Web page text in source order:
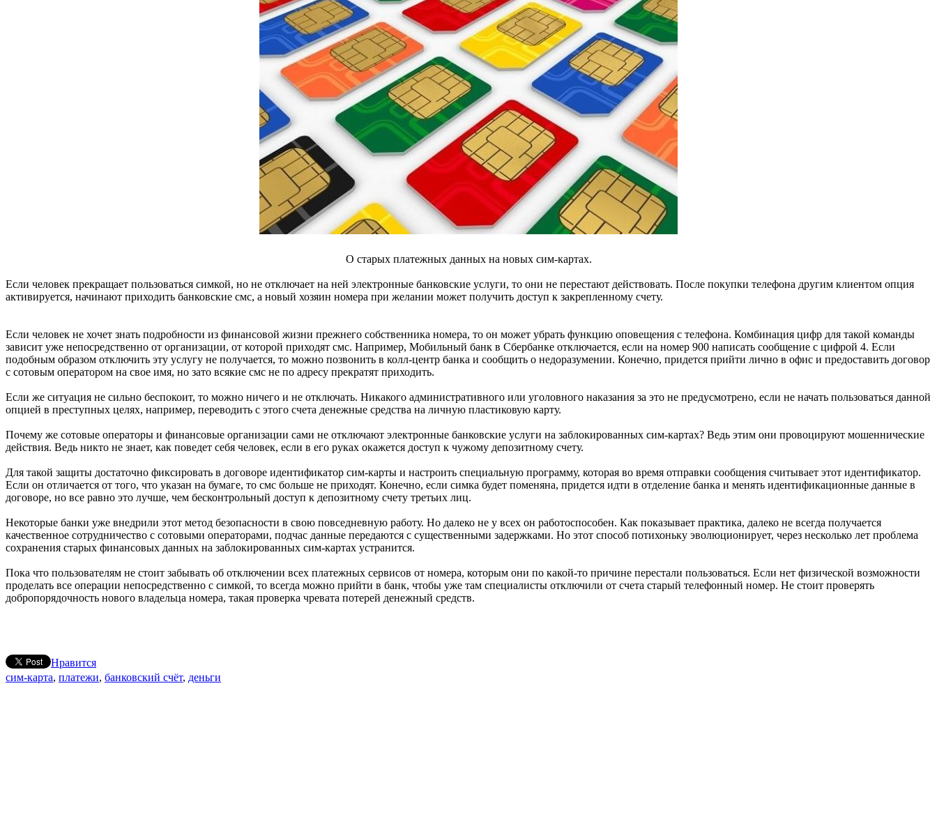
О старых платежных данных на новых сим-картах.
Если человек прекращает пользоваться симкой, но не отключает на ней электронные банковские услуги, то они не перестают действовать. После покупки телефона другим клиентом опция
активируется, начинают приходить банковские смс, а новый хозяин номера при желании может получить доступ к закрепленному счету.
Если человек не хочет знать подробности из финансовой жизни прежнего собственника номера, то он может убрать функцию оповещения с телефона. Комбинация цифр для такой команды
зависит уже непосредственно от организации, от которой приходят смс. Например, Мобильный банк в Сбербанке отключается, если на номер 900 написать сообщение с цифрой 4. Если
подобным образом отключить эту услугу не получается, то можно позвонить в колл-центр банка и сообщить о недоразумении. Конечно, придется прийти лично в офис и предоставить договор
с сотовым оператором на свое имя, но зато всякие смс не по адресу прекратят приходить.
Если же ситуация не сильно беспокоит, то можно ничего и не отключать. Никакого административного или уголовного наказания за это не предусмотрено, если не начать пользоваться данной
опцией в преступных целях, например, переводить с этого счета денежные средства на личную пластиковую карту.
Почему же сотовые операторы и финансовые организации сами не отключают электронные банковские услуги на заблокированных сим-картах? Ведь этим они провоцируют мошеннические
действия. Ведь никто не знает, как поведет себя человек, если в его руках окажется доступ к чужому депозитному счету.
Для такой защиты достаточно фиксировать в договоре идентификатор сим-карты и настроить специальную программу, которая во время отправки сообщения считывает этот идентификатор.
Если он отличается от того, что указан на бумаге, то смс больше не приходят. Конечно, если симка будет поменяна, придется идти в отделение банка и менять идентификационные данные в
договоре, но все равно это лучше, чем бесконтрольный доступ к депозитному счету третьих лиц.
Некоторые банки уже внедрили этот метод безопасности в свою повседневную работу. Но далеко не у всех он работоспособен. Как показывает практика, далеко не всегда получается
качественное сотрудничество с сотовыми операторами, подчас данные передаются с существенными задержками. Но этот способ потихоньку эволюционирует, через несколько лет проблема
сохранения старых финансовых данных на заблокированных сим-картах устранится.
Пока что пользователям не стоит забывать об отключении всех платежных сервисов от номера, которым они по какой-то причине перестали пользоваться. Если нет физической возможности
проделать все операции непосредственно с симкой, то всегда можно прийти в банк, чтобы уже там специалисты отключили от счета старый телефонный номер. Не стоит проверять
добропорядочность нового владельца номера, такая проверка чревата потерей денежный средств.
Нравится
сим-карта, платежи, банковский счёт, деньги